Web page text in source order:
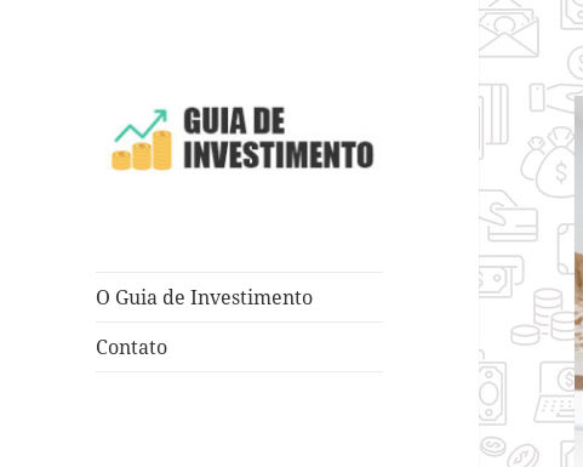
O Guia de Investimento
Contato